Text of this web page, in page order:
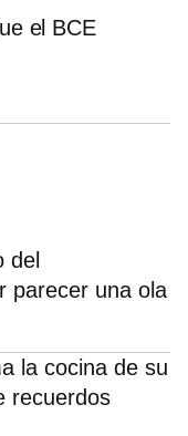
el BCE
del
parecer una ola
la cocina de su
recuerdos